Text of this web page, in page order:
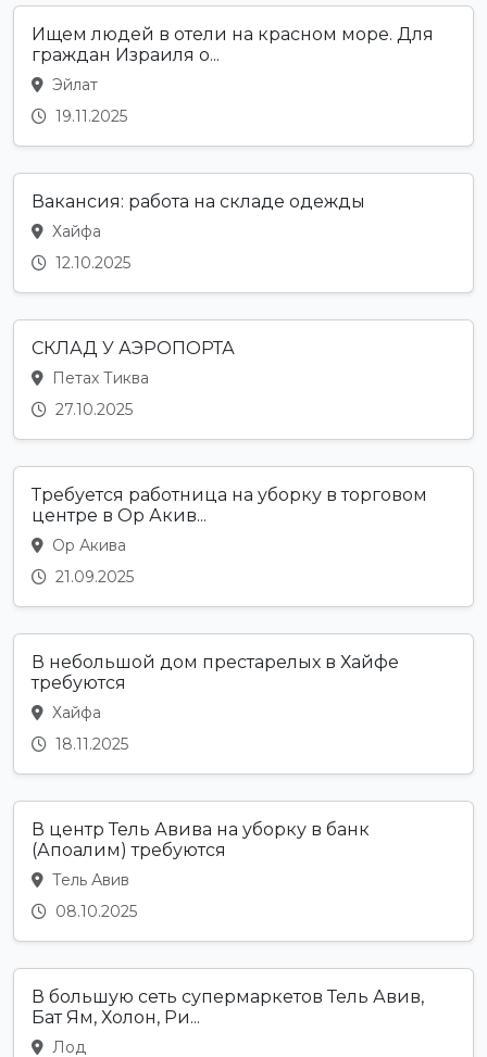
Ищем людей в отели на красном море. Для
граждан Израиля о...
Эйлат
19.11.2025
Вакансия: работа на складе одежды
Хайфа
12.10.2025
СКЛАД У АЭРОПОРТА
Петах Тиква
27.10.2025
Требуется работница на уборку в торговом
центре в Ор Акив...
Ор Акива
21.09.2025
В небольшой дом престарелых в Хайфе
требуются
Хайфа
18.11.2025
В центр Тель Авива на уборку в банк
(Апоалим) требуются
Тель Авив
08.10.2025
В большую сеть супермаркетов Тель Авив,
Бат Ям, Холон, Ри...
Лод